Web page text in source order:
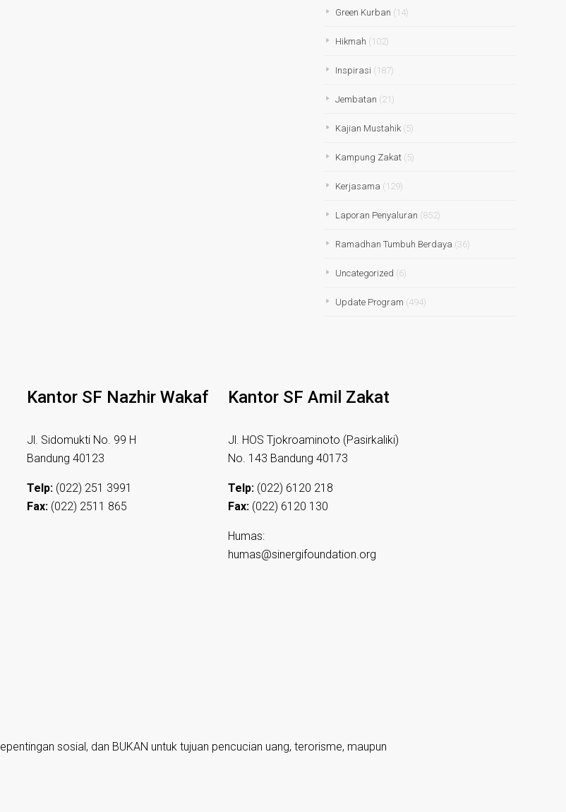
Green Kurban (14)
Hikmah (102)
Inspirasi (187)
Jembatan (21)
Kajian Mustahik (5)
Kampung Zakat (5)
Kerjasama (129)
Laporan Penyaluran (852)
Ramadhan Tumbuh Berdaya (36)
Uncategorized (6)
Update Program (494)
Kantor SF Nazhir Wakaf
Jl. Sidomukti No. 99 H
Bandung 40123
Telp: (022) 251 3991
Fax: (022) 2511 865
Kantor SF Amil Zakat
Jl. HOS Tjokroaminoto (Pasirkaliki)
No. 143 Bandung 40173
Telp: (022) 6120 218
Fax: (022) 6120 130
Humas:
humas@sinergifoundation.org
sosial, dan BUKAN untuk tujuan pencucian uang, terorisme, maupun